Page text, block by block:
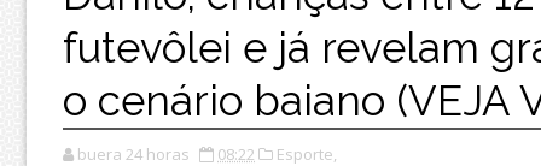
futevôlei e já revelam
o cenário baiano (VEJA
buera 24 horas 08:22 Esporte,